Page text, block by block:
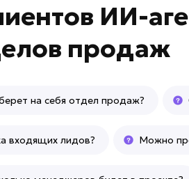
ИИ-
продаж
на себя отдел продаж?
входящих лидов? Можно